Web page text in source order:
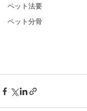
ペット法要
ペット分骨